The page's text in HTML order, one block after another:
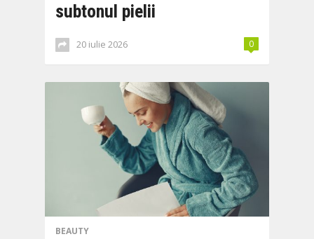
subtonul pielii
20 iulie 2026 0
BEAUTY